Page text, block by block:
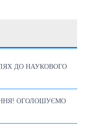
ДО НАУКОВОГО
ОГОЛОШУЄМО